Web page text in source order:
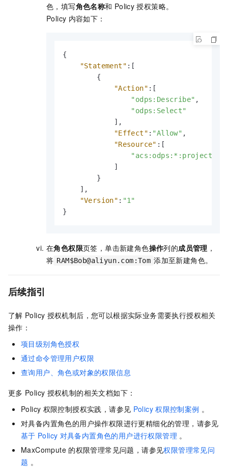
色，填写角色名称和 Policy 授权策略。
Policy 内容如下：
{
"Statement" : [
{
"Action" : [
"odps:Describe" ,
"odps:Select"
] ,
"Effect" : "Allow" ,
"Resource" : [
"acs:odps:*:projects/
]
}
] ,
"Version" : "1"
}
在角色权限页签，单击新建角色操作列的成员管理 ，
将 RAM$Bob@aliyun.com:Tom 添加至新建角色。
后续指引
了解 Policy 授权机制后，您可以根据实际业务需要执行授权相关
操作：
项目级别角色授权
通过命令管理用户权限
查询用户、角色或对象的权限信息
更多 Policy 授权机制的相关文档如下：
Policy 权限控制授权实践，请参见 Policy 权限控制案例 。
对具备内置角色的用户操作权限进行更精细化的管理，请参见
基于 Policy 对具备内置角色的用户进行权限管理 。
MaxCompute 的权限管理常见问题，请参见权限管理常见问
题 。